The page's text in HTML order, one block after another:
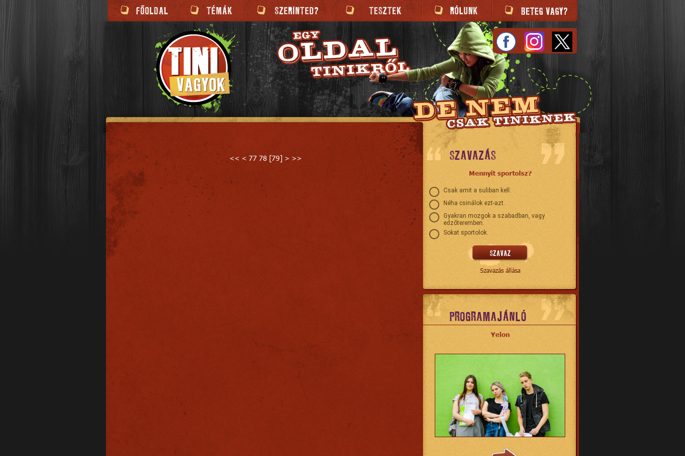
<< < 77 78 [79] > >> SZAVAZÁS
Mennyit sportolsz?
Csak amit a suliban kell.
Néha csinálok ezt-azt.
Gyakran mozgok a szabadban, vagy
edzőteremben.
Sokat sportolok.
Szavazás állása
PROGRAMAJÁNLÓ
Yelon